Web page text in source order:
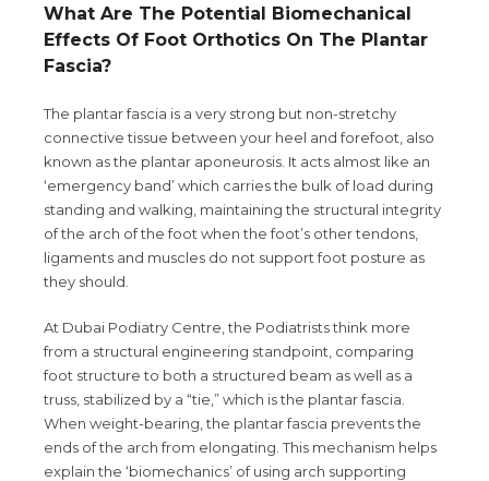
What Are The Potential Biomechanical
Effects Of Foot Orthotics On The Plantar
Fascia?
The plantar fascia is a very strong but non-stretchy
connective tissue between your heel and forefoot, also
known as the plantar aponeurosis. It acts almost like an
‘emergency band’ which carries the bulk of load during
standing and walking, maintaining the structural integrity
of the arch of the foot when the foot’s other tendons,
ligaments and muscles do not support foot posture as
they should.
At Dubai Podiatry Centre, the Podiatrists think more
from a structural engineering standpoint, comparing
foot structure to both a structured beam as well as a
truss, stabilized by a “tie,” which is the plantar fascia.
When weight-bearing, the plantar fascia prevents the
ends of the arch from elongating. This mechanism helps
explain the ‘biomechanics’ of using arch supporting